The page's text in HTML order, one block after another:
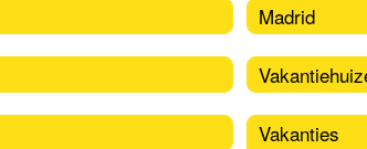
Madrid
Vakanties